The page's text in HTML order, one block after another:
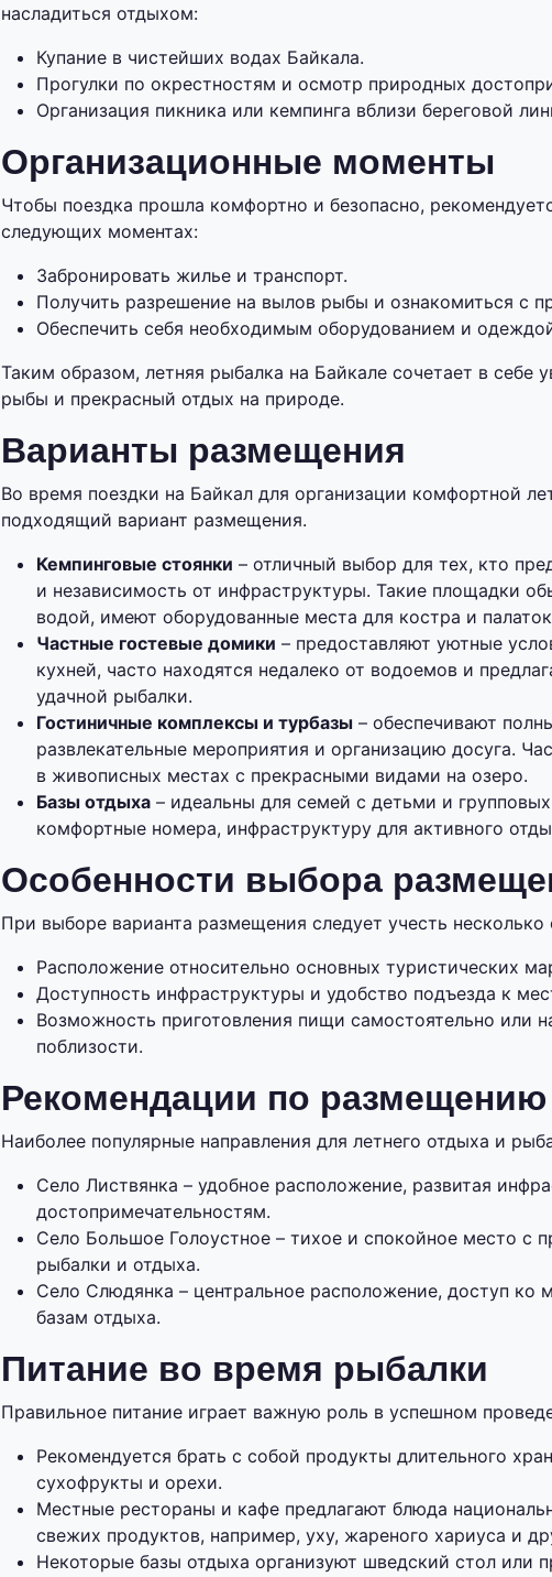
насладиться отдыхом:
Купание в чистейших водах Байкала.
Прогулки по окрестностям и осмотр природных
Организация пикника или кемпинга вблизи береговой
Организационные моменты
Чтобы поездка прошла комфортно и безопасно,
следующих моментах:
Забронировать жилье и транспорт.
Получить разрешение на вылов рыбы и ознакомиться с
Обеспечить себя необходимым оборудованием и
Таким образом, летняя рыбалка на Байкале сочетает в себе
рыбы и прекрасный отдых на природе.
Варианты размещения
Во время поездки на Байкал для организации комфортной
подходящий вариант размещения.
Кемпинговые стоянки – отличный выбор для тех, кто
и независимость от инфраструктуры. Такие площадки
водой, имеют оборудованные места для костра и
Частные гостевые домики – предоставляют уютные
кухней, часто находятся недалеко от водоемов и
удачной рыбалки.
Гостиничные комплексы и турбазы – обеспечивают
развлекательные мероприятия и организацию досуга.
в живописных местах с прекрасными видами на озеро.
Базы отдыха – идеальны для семей с детьми и
комфортные номера, инфраструктуру для активного
Особенности выбора
При выборе варианта размещения следует учесть несколько
Расположение относительно основных туристических
Доступность инфраструктуры и удобство подъезда к
Возможность приготовления пищи самостоятельно или
поблизости.
Рекомендации по размещению
Наиболее популярные направления для летнего отдыха и
Село Листвянка – удобное расположение, развитая
достопримечательностям.
Село Большое Голоустное – тихое и спокойное место с
рыбалки и отдыха.
Село Слюдянка – центральное расположение, доступ ко
базам отдыха.
Питание во время рыбалки
Правильное питание играет важную роль в успешном
Рекомендуется брать с собой продукты длительного
сухофрукты и орехи.
Местные рестораны и кафе предлагают блюда
свежих продуктов, например, уху, жареного хариуса и
Некоторые базы отдыха организуют шведский стол или